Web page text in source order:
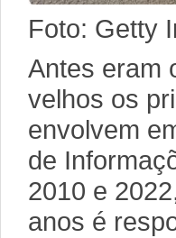
Foto: Getty
Antes eram
velhos os
envolvem
de
2010 e
anos é